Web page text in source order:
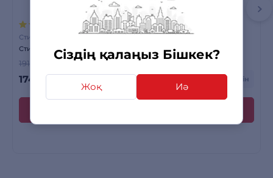
Сіздің қалаңыз Бішкек?
Жоқ Иә
6 пікірлер
Стирально-сушильные колонны
Стиральная машина LG Washtower W4W8LVPKZHM
191 590 сом -9%
174 990
Сатылымда бар
+ 5 250 бонусқа дейін